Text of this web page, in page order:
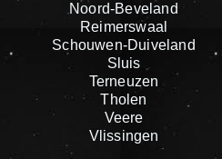
Noord-Beveland
Reimerswaal
Schouwen-Duiveland
Sluis
Terneuzen
Tholen
Veere
Vlissingen